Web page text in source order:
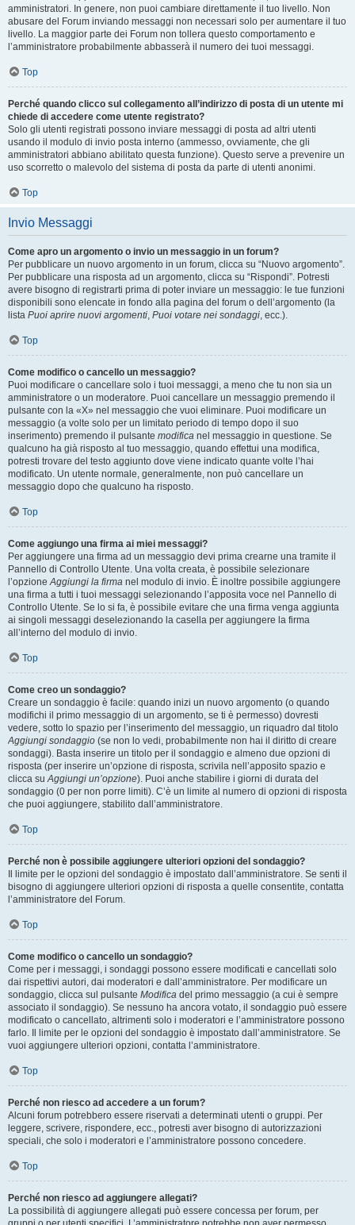
amministratori. In genere, non puoi cambiare direttamente il tuo livello. Non
abusare del Forum inviando messaggi non necessari solo per aumentare il tuo
livello. La maggior parte dei Forum non tollera questo comportamento e
l’amministratore probabilmente abbasserà il numero dei tuoi messaggi.
Top
Perché quando clicco sul collegamento all’indirizzo di posta di un utente mi
chiede di accedere come utente registrato?
Solo gli utenti registrati possono inviare messaggi di posta ad altri utenti
usando il modulo di invio posta interno (ammesso, ovviamente, che gli
amministratori abbiano abilitato questa funzione). Questo serve a prevenire un
uso scorretto o malevolo del sistema di posta da parte di utenti anonimi.
Top
Invio Messaggi
Come apro un argomento o invio un messaggio in un forum?
Per pubblicare un nuovo argomento in un forum, clicca su “Nuovo argomento”.
Per pubblicare una risposta ad un argomento, clicca su “Rispondi”. Potresti
avere bisogno di registrarti prima di poter inviare un messaggio: le tue funzioni
disponibili sono elencate in fondo alla pagina del forum o dell’argomento (la
lista Puoi aprire nuovi argomenti, Puoi votare nei sondaggi, ecc.).
Top
Come modifico o cancello un messaggio?
Puoi modificare o cancellare solo i tuoi messaggi, a meno che tu non sia un
amministratore o un moderatore. Puoi cancellare un messaggio premendo il
pulsante con la «X» nel messaggio che vuoi eliminare. Puoi modificare un
messaggio (a volte solo per un limitato periodo di tempo dopo il suo
inserimento) premendo il pulsante modifica nel messaggio in questione. Se
qualcuno ha già risposto al tuo messaggio, quando effettui una modifica,
potresti trovare del testo aggiunto dove viene indicato quante volte l’hai
modificato. Un utente normale, generalmente, non può cancellare un
messaggio dopo che qualcuno ha risposto.
Top
Come aggiungo una firma ai miei messaggi?
Per aggiungere una firma ad un messaggio devi prima crearne una tramite il
Pannello di Controllo Utente. Una volta creata, è possibile selezionare
l’opzioneAggiungi la firma nel modulo di invio. È inoltre possibile aggiungere
una firma a tutti i tuoi messaggi selezionando l’apposita voce nel Pannello di
Controllo Utente. Se lo si fa, è possibile evitare che una firma venga aggiunta
ai singoli messaggi deselezionando la casella per aggiungere la firma
all’interno del modulo di invio.
Top
Come creo un sondaggio?
Creare un sondaggio è facile: quando inizi un nuovo argomento (o quando
modifichi il primo messaggio di un argomento, se ti è permesso) dovresti
vedere, sotto lo spazio per l’inserimento del messaggio, un riquadro dal titolo
Aggiungi sondaggio (se non lo vedi, probabilmente non hai il diritto di creare
sondaggi). Basta inserire un titolo per il sondaggio e almeno due opzioni di
risposta (per inserire un’opzione di risposta, scrivila nell’apposito spazio e
clicca suAggiungi un’opzione). Puoi anche stabilire i giorni di durata del
sondaggio (0 per non porre limiti). C’è un limite al numero di opzioni di risposta
che puoi aggiungere, stabilito dall’amministratore.
Top
Perché non è possibile aggiungere ulteriori opzioni del sondaggio?
Il limite per le opzioni del sondaggio è impostato dall’amministratore. Se senti il
bisogno di aggiungere ulteriori opzioni di risposta a quelle consentite, contatta
l’amministratore del Forum.
Top
Come modifico o cancello un sondaggio?
Come per i messaggi, i sondaggi possono essere modificati e cancellati solo
dai rispettivi autori, dai moderatori e dall’amministratore. Per modificare un
sondaggio, clicca sul pulsante Modifica del primo messaggio (a cui è sempre
associato il sondaggio). Se nessuno ha ancora votato, il sondaggio può essere
modificato o cancellato, altrimenti solo i moderatori e l’amministratore possono
farlo. Il limite per le opzioni del sondaggio è impostato dall’amministratore. Se
vuoi aggiungere ulteriori opzioni, contatta l’amministratore.
Top
Perché non riesco ad accedere a un forum?
Alcuni forum potrebbero essere riservati a determinati utenti o gruppi. Per
leggere, scrivere, rispondere, ecc., potresti aver bisogno di autorizzazioni
speciali, che solo i moderatori e l’amministratore possono concedere.
Top
Perché non riesco ad aggiungere allegati?
La possibilità di aggiungere allegati può essere concessa per forum, per